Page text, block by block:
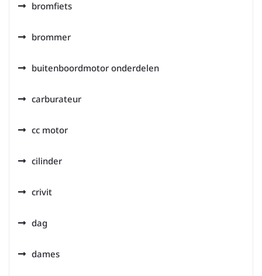
bromfiets
brommer
buitenboordmotor onderdelen
carburateur
cc motor
cilinder
crivit
dag
dames